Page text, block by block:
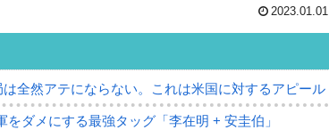
2023.01.01
全然アテにならない。これは米国に対するアピール
ダメにする最強タッグ「李在明 + 安圭伯」